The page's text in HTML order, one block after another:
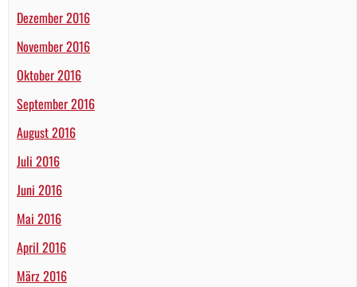
Dezember 2016
November 2016
Oktober 2016
September 2016
August 2016
Juli 2016
Juni 2016
Mai 2016
April 2016
März 2016